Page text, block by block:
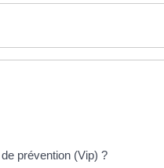
prévention (Vip) ?